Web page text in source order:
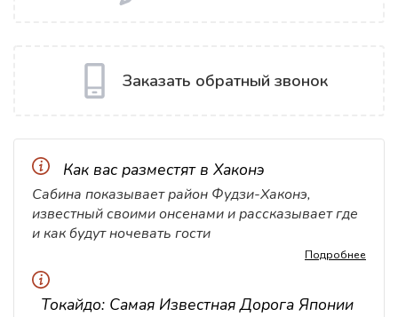
Заказать обратный звонок
Как вас разместят в Хаконэ
Сабина показывает район Фудзи-Хаконэ,
известный своими онсенами и рассказывает где
и как будут ночевать гости
Подробнее
Токайдо: Самая Известная Дорога Японии